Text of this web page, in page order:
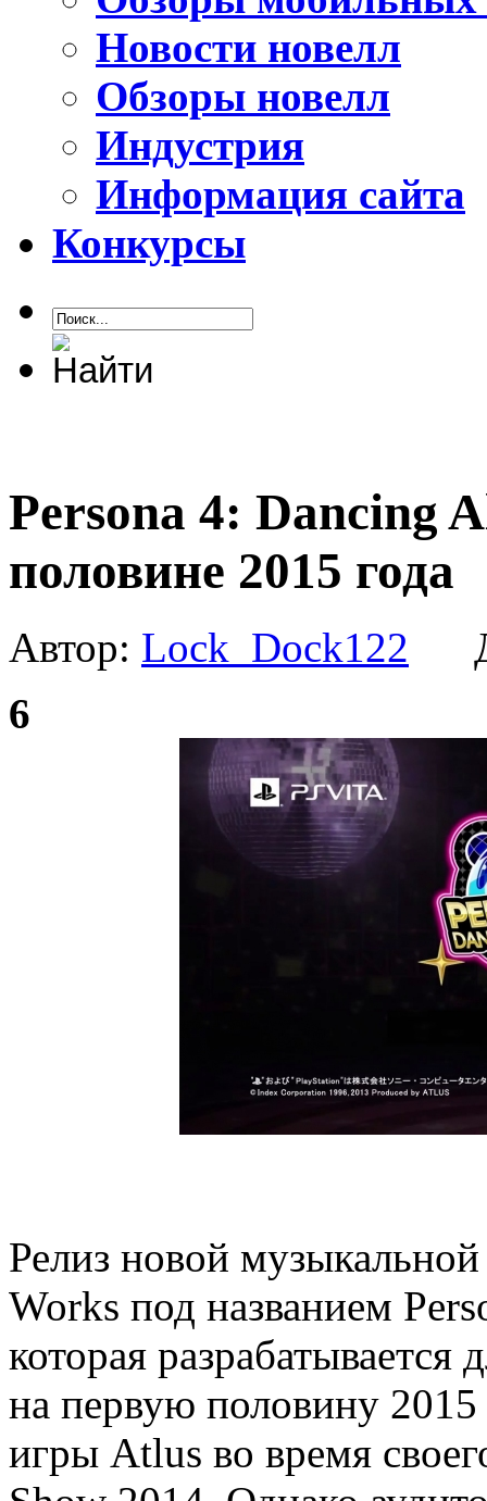
Новости новелл
Обзоры новелл
Индустрия
Информация сайта
Конкурсы
Persona 4: Dancing
половине 2015 года
Автор: Lock_Dock122
6
Релиз новой
Works под названием
которая
на первую половину 2015
игры Atlus во время